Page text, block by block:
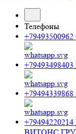
Телефоны
+79493500962
+79493498403
+79494339868
+79494220214